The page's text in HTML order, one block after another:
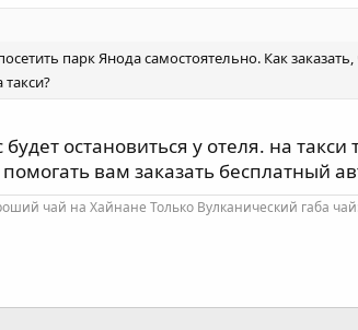
парк Янода самостоятельно. Как заказать,
остановиться у отеля. на
вам заказать бесплатный
чай на Хайнане Только Вулканический габа